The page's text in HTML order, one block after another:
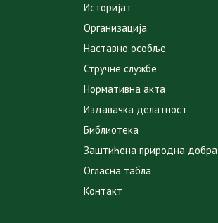
Историјат
Организација
Наставно особље
Стручне службе
Нормативна акта
Издавачка делатност
Библиотека
Заштићена природна добра
Огласна табла
Контакт